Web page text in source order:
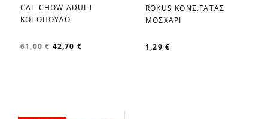
favorite_border
CAT CHOW ADULT
ΚΟΤΟΠΟΥΛΟ
61,00 € 42,70 €
favorite_border
ROKUS ΚΟΝΣ.ΓΑΤΑΣ
ΜΟΣΧΑΡΙ
1,29 €